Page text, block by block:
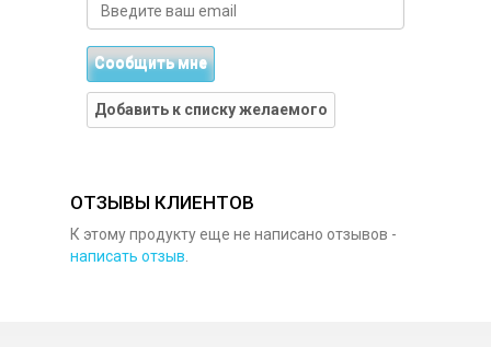
Сообщить мне
Добавить к списку желаемого
ОТЗЫВЫ КЛИЕНТОВ
К этому продукту еще не написано отзывов -
написать отзыв